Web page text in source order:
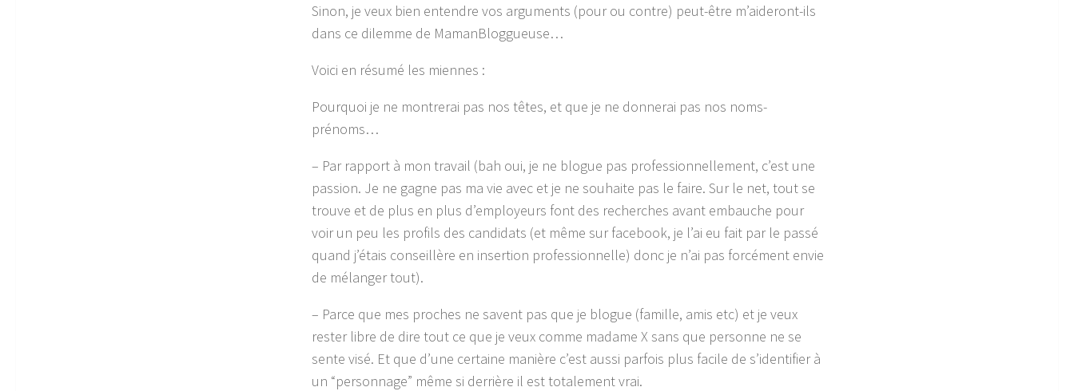
Sinon, je veux bien entendre vos arguments (pour ou contre) peut-être m’aideront-ils
dans ce dilemme de MamanBloggueuse…
Voici en résumé les miennes :
Pourquoi je ne montrerai pas nos têtes, et que je ne donnerai pas nos noms-
prénoms…
– Par rapport à mon travail (bah oui, je ne blogue pas professionnellement, c’est une
passion. Je ne gagne pas ma vie avec et je ne souhaite pas le faire. Sur le net, tout se
trouve et de plus en plus d’employeurs font des recherches avant embauche pour
voir un peu les profils des candidats (et même sur facebook, je l’ai eu fait par le passé
quand j’étais conseillère en insertion professionnelle) donc je n’ai pas forcément envie
de mélanger tout).
– Parce que mes proches ne savent pas que je blogue (famille, amis etc) et je veux
rester libre de dire tout ce que je veux comme madame X sans que personne ne se
sente visé. Et que d’une certaine manière c’est aussi parfois plus facile de s’identifier à
un “personnage” même si derrière il est totalement vrai.